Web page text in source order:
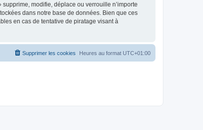
modifie, déplace ou verrouille n’importe
dans notre base de données. Bien que ces
en cas de tentative de piratage visant à
Heures au format UTC+01:00
Supprimer les cookies